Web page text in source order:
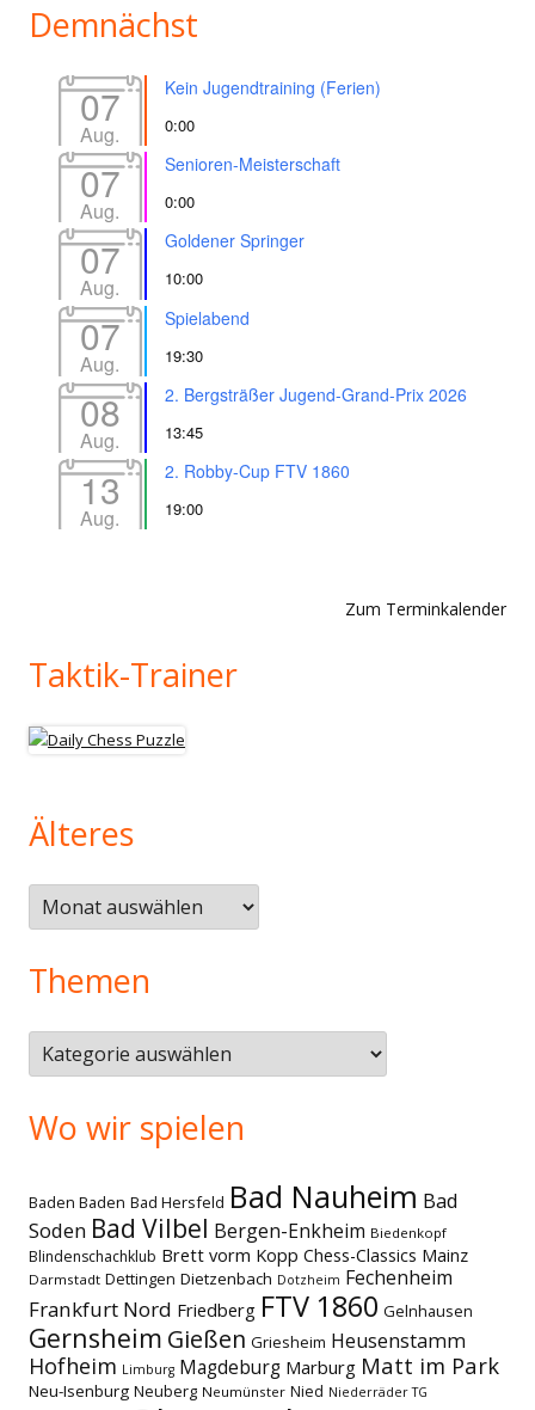
Demnächst
07
Aug.
Kein Jugendtraining (Ferien)
0:00
07
Aug.
Senioren-Meisterschaft
0:00
07
Aug.
Goldener Springer
10:00
07
Aug.
Spielabend
19:30
08
Aug.
2. Bergsträßer Jugend-Grand-Prix 2026
13:45
13
Aug.
2. Robby-Cup FTV 1860
19:00
Zum Terminkalender
Taktik-Trainer
Älteres
Älteres
Themen
Themen
Wo wir spielen
Baden Baden Bad Hersfeld Bad Nauheim Bad
Soden Bad Vilbel Bergen-Enkheim Biedenkopf
Blindenschachklub Brett vorm Kopp Chess-Classics Mainz
Darmstadt Dettingen Dietzenbach Dotzheim Fechenheim
Frankfurt Nord Friedberg FTV 1860 Gelnhausen
Gernsheim Gießen Griesheim Heusenstamm
Hofheim Limburg Magdeburg Marburg Matt im Park
Neu-Isenburg Neuberg Neumünster Nied Niederräder TG